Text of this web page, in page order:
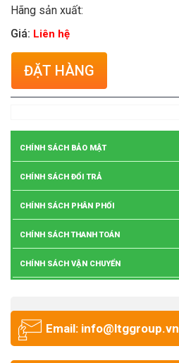
Hãng sản xuất:
Giá: Liên hệ
ĐẶT HÀNG
CHÍNH SÁCH BẢO MẬT
CHÍNH SÁCH ĐỔI TRẢ
CHÍNH SÁCH PHÂN PHỐI
CHÍNH SÁCH THANH TOÁN
CHÍNH SÁCH VẬN CHUYỂN
Email: info@ltggroup.vn